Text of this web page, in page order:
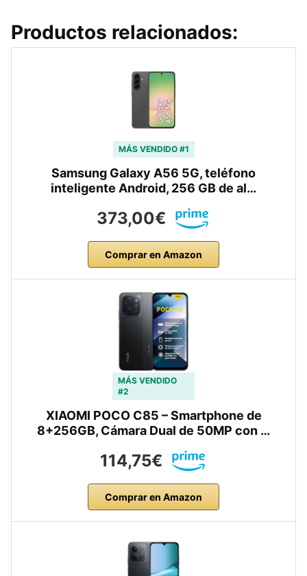
Productos relacionados:
MÁS VENDIDO #1
Samsung Galaxy A56 5G, teléfono
inteligente Android, 256 GB de al…
373,00€
Comprar en Amazon
MÁS VENDIDO
#2
XIAOMI POCO C85 – Smartphone de
8+256GB, Cámara Dual de 50MP con …
114,75€
Comprar en Amazon